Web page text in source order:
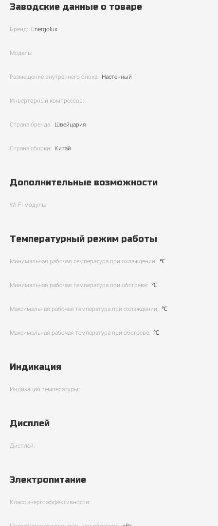
Заводские данные о товаре
Бренд: Energolux
Модель:
Размещение внутреннего блока: Настенный
Инверторный компрессор:
Страна бренда: Швейцария
Страна сборки: Китай
Дополнительные возможности
Wi-Fi модуль:
Температурный режим работы
Минимальная рабочая температура при охлаждении: ℃
Минимальная рабочая температура при обогреве: ℃
Максимальная рабочая температура при охлаждении: ℃
Максимальная рабочая температура при обогреве: ℃
Индикация
Индикация температуры:
Дисплей
Дисплей:
Электропитание
Класс энергоэффективности: